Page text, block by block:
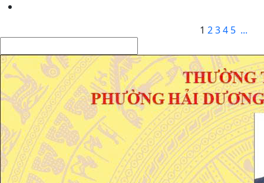
1 234 5 ...